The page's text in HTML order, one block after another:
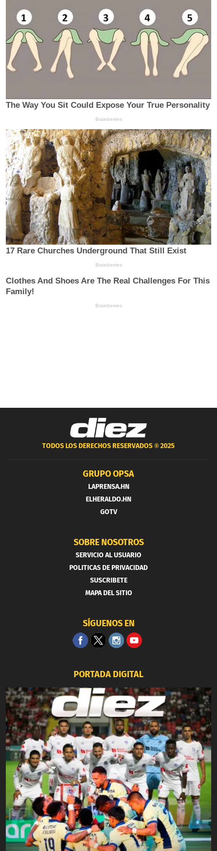
TODOS LOS DERECHOS RESERVADOS ®2025
GRUPO OPSA
LAPRENSA.HN
ELHERALDO.HN
GOTV
SOBRE NOSOTROS
SERVICIO AL USUARIO
POLITICAS DE PRIVACIDAD
SUSCRIBETE
MAPA DEL SITIO
SÍGUENOS EN
PORTADA DIGITAL